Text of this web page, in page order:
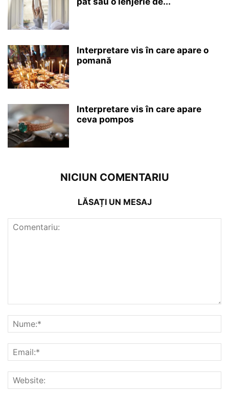
Interpretare vis în care apare o
pomană
Interpretare vis în care apare
ceva pompos
NICIUN COMENTARIU
LĂSAȚI UN MESAJ